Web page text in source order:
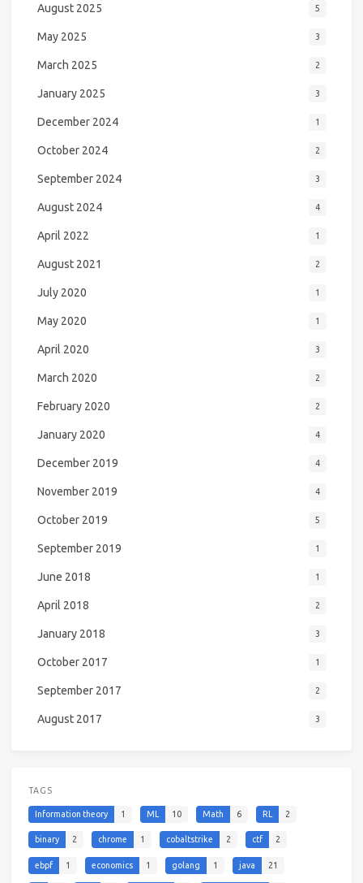
August 2025 5
May 2025 3
March 2025 2
January 2025 3
December 2024 1
October 2024 2
September 2024 3
August 2024 4
April 2022 1
August 2021 2
July 2020 1
May 2020 1
April 2020 3
March 2020 2
February 2020 2
January 2020 4
December 2019 4
November 2019 4
October 2019 5
September 2019 1
June 2018 1
April 2018 2
January 2018 3
October 2017 1
September 2017 2
August 2017 3
TAGS
Information theory 1 ML 10 Math 6 RL 2
binary 2 chrome 1 cobaltstrike 2 ctf 2
ebpf 1 economics 1 golang 1 java 21